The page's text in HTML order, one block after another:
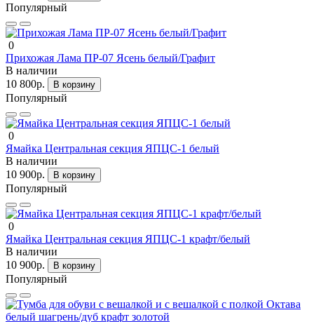
Популярный
0
Прихожая Лама ПР-07 Ясень белый/Графит
В наличии
10 800р.
В корзину
Популярный
0
Ямайка Центральная секция ЯПЦС-1 белый
В наличии
10 900р.
В корзину
Популярный
0
Ямайка Центральная секция ЯПЦС-1 крафт/белый
В наличии
10 900р.
В корзину
Популярный